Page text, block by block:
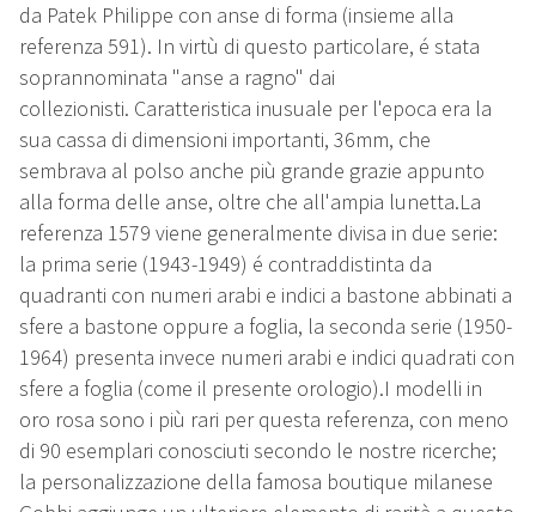
da Patek Philippe con anse di forma (insieme alla
referenza 591). In virtù di questo particolare, é stata
soprannominata "anse a ragno" dai
collezionisti. Caratteristica inusuale per l'epoca era la
sua cassa di dimensioni importanti, 36mm, che
sembrava al polso anche più grande grazie appunto
alla forma delle anse, oltre che all'ampia lunetta.La
referenza 1579 viene generalmente divisa in due serie:
la prima serie (1943-1949) é contraddistinta da
quadranti con numeri arabi e indici a bastone abbinati a
sfere a bastone oppure a foglia, la seconda serie (1950-
1964) presenta invece numeri arabi e indici quadrati con
sfere a foglia (come il presente orologio).I modelli in
oro rosa sono i più rari per questa referenza, con meno
di 90 esemplari conosciuti secondo le nostre ricerche;
la personalizzazione della famosa boutique milanese